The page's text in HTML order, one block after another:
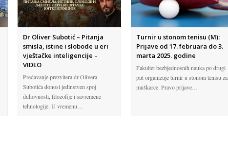
Dr Oliver Subotić – Pitanja
smisla, istine i slobode u eri
vještačke inteligencije –
VIDEO
Predavanje prezvitera dr Olivera
Subotića donosi jedinstven spoj
duhovnosti, filozofije i savremene
tehnologije. U vremenu…
Turnir u stonom tenisu (M):
Prijave od 17. februara do 3.
marta 2025. godine
Fakultet bezbjednosnih nauka po drugi
put organizuje turnir u stonom tenisu za
muškarce. Pravo prijave…